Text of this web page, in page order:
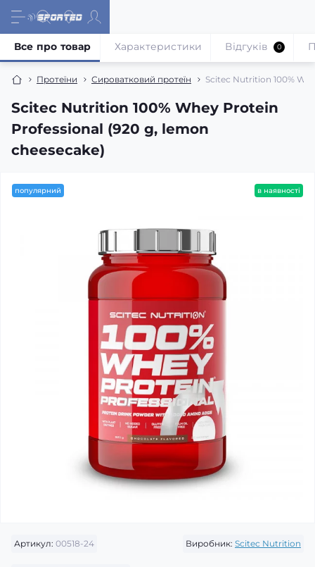
Протеїни Сироватковий протеїн Scitec Nutrition 100%
Scitec Nutrition 100% Whey Protein
Professional (920 g, lemon
cheesecake)
Все про товар Характеристики Відгуків 0
популярний в наявності
Артикул: 00518-24 Виробник: Scitec Nutrition